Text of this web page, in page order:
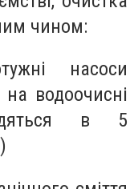
чином:
насоси
водоочисні
в 5